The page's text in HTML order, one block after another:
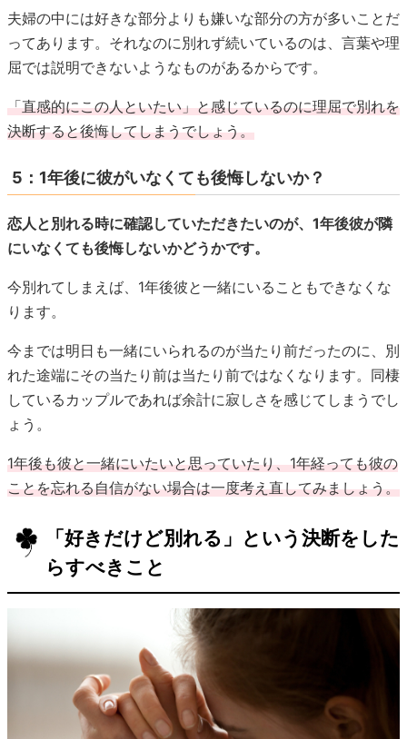
夫婦の中には好きな部分よりも嫌いな部分の方が多いことだ
ってあります。それなのに別れず続いているのは、言葉や理
屈では説明できないようなものがあるからです。
「直感的にこの人といたい」と感じているのに理屈で別れを
決断すると後悔してしまうでしょう。
5：1年後に彼がいなくても後悔しないか？
恋人と別れる時に確認していただきたいのが、1年後彼が隣
にいなくても後悔しないかどうかです。
今別れてしまえば、1年後彼と一緒にいることもできなくな
ります。
今までは明日も一緒にいられるのが当たり前だったのに、別
れた途端にその当たり前は当たり前ではなくなります。同棲
しているカップルであれば余計に寂しさを感じてしまうでし
ょう。
1年後も彼と一緒にいたいと思っていたり、1年経っても彼の
ことを忘れる自信がない場合は一度考え直してみましょう。
「好きだけど別れる」という決断をした
らすべきこと